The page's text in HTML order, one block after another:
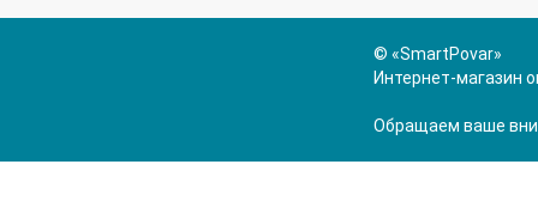
© «SmartPovar»
Интернет-магазин
Обращаем ваше